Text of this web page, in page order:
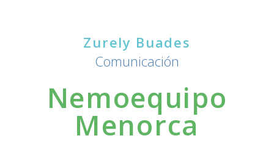
Zurely Buades
Comunicación
Nemoequipo
Menorca